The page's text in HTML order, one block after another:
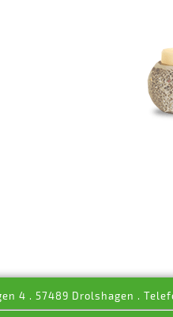
4 . 57489 Drolshagen .